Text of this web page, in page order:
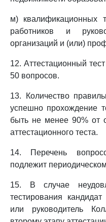
м) квалификационных
работников и
организаций и (или)
12. Аттестационный
50 вопросов.
13. Количество
успешно прохождение
быть не менее 90% от
аттестационного теста.
14. Перечень
подлежит
15. В случае
тестирования
или руководитель